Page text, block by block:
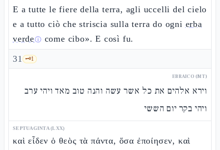
E a tutte le fiere della terra, agli uccelli del cielo
e a tutto ciò che striscia sulla terra do ogni erba
verdeⓘ come cibo». E così fu.
31 🗝️1
EBRAICO (MT)
וירא אלהים את כל אשר עשה והנה טוב מאד ויהי ערב
ויהי בקר יום הששי
SEPTUAGINTA (LXX)
καὶ εἶδεν ὁ θεὸς τὰ πάντα, ὅσα ἐποίησεν, καὶ